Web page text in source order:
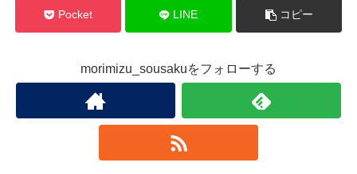
Pocket LINE コピー
morimizu_sousakuをフォローする